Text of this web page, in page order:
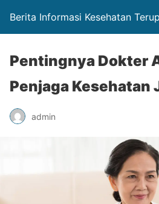
Berita Informasi Kesehatan
Pentingnya Dokter
Penjaga Kesehatan
admin